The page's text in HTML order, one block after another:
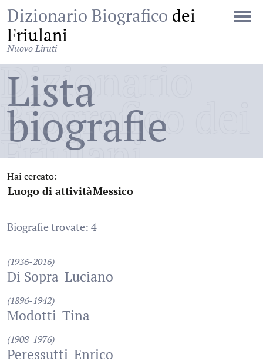
Dizionario Biografico dei
Friulani
Nuovo Liruti
Dizionario
Biografico dei
Friulani
Lista
biografie
Hai cercato:
Luogo di attività
:Messico
Biografie trovate: 4
(1936-2016)
Di Sopra Luciano
(1896-1942)
Modotti Tina
(1908-1976)
Peressutti Enrico